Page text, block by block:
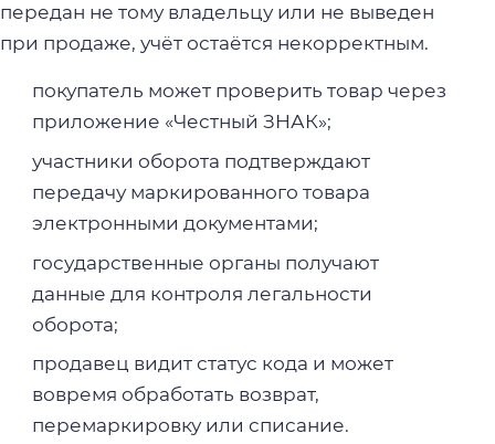
передан не тому владельцу или не выведен
при продаже, учёт остаётся некорректным.
покупатель может проверить товар через
приложение «Честный ЗНАК»;
участники оборота подтверждают
передачу маркированного товара
электронными документами;
государственные органы получают
данные для контроля легальности
оборота;
продавец видит статус кода и может
вовремя обработать возврат,
перемаркировку или списание.